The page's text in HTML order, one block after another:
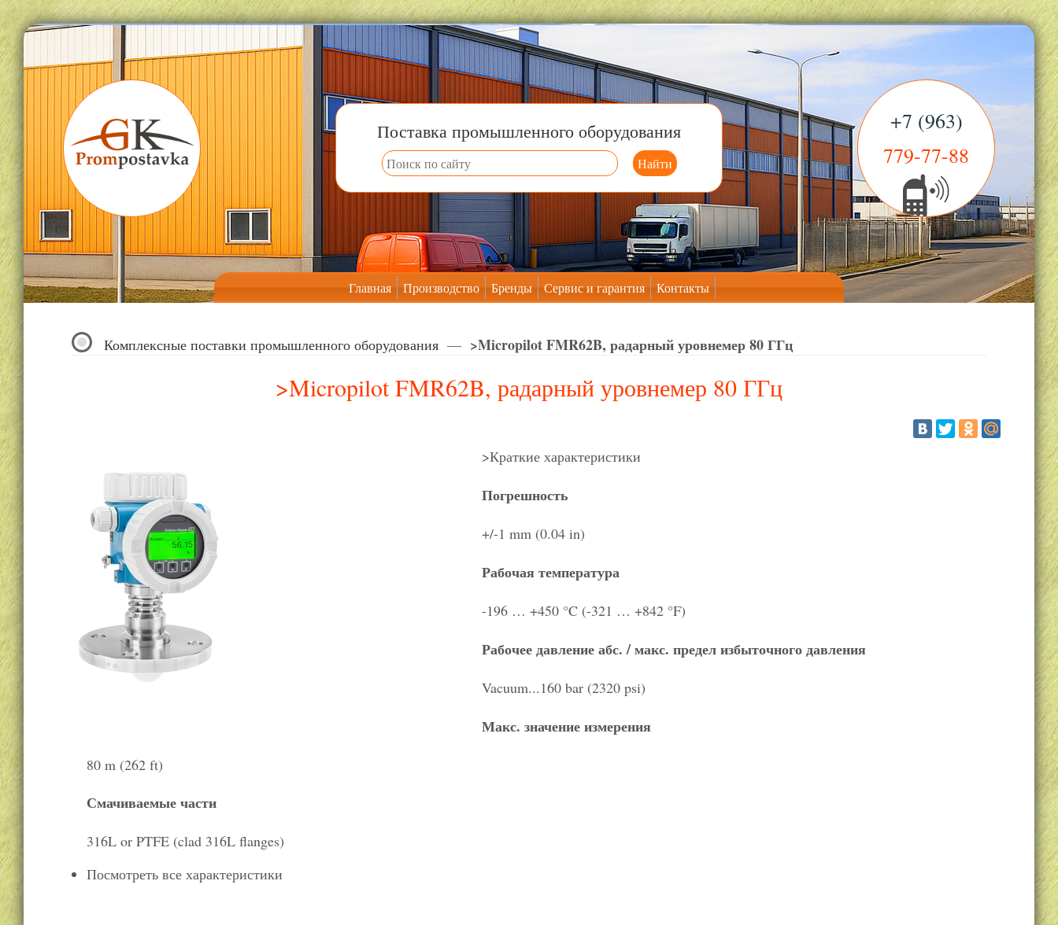
+7 (963)
779-77-88
Поставка промышленного оборудования
Главная Производство Бренды Сервис и гарантия Контакты
Комплексные поставки промышленного оборудования — >Micropilot FMR62B, радарный уровнемер 80 ГГц
>Micropilot FMR62B, радарный уровнемер 80 ГГц
>Краткие характеристики
Погрешность
+/-1 mm (0.04 in)
Рабочая температура
-196 … +450 °C (-321 … +842 °F)
Рабочее давление абс. / макс. предел избыточного давления
Vacuum...160 bar (2320 psi)
Макс. значение измерения
80 m (262 ft)
Смачиваемые части
316L or PTFE (clad 316L flanges)
Посмотреть все характеристики